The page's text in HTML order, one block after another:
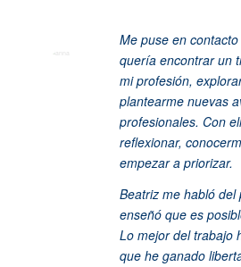
Me puse en
quería encontrar un
mi profesión,
plantearme nuevas
profesionales. Con
reflexionar,
empezar a priorizar.
Beatriz me habló
enseñó que es
Lo mejor del trabajo
que he ganado